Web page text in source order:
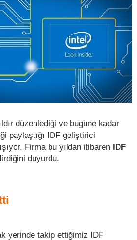
düzenlediği ve bugüne kadar
paylaştığı IDF geliştirici
Firma bu yıldan itibaren IDF
duyurdu.
yerinde takip ettiğimiz IDF